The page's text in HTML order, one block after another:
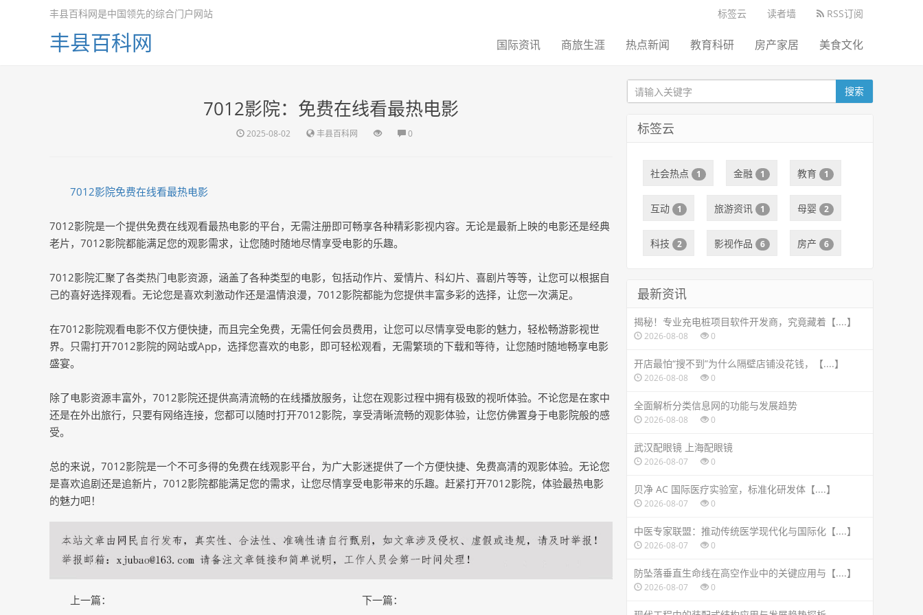
标签云 读者墙 RSS订阅
丰县百科网是中国领先的综合门户网站
丰县百科网 国际资讯 商旅生涯 热点新闻 教育科研 房产家居 美食文化
7012影院：免费在线看最热电影
2025-08-02 丰县百科网 0
7012影院免费在线看最热电影
7012影院是一个提供免费在线观看最热电影的平台，无需注册即可畅享各种精彩影视内容。无论是最新上映的电影还是经典
老片，7012影院都能满足您的观影需求，让您随时随地尽情享受电影的乐趣。
7012影院汇聚了各类热门电影资源，涵盖了各种类型的电影，包括动作片、爱情片、科幻片、喜剧片等等，让您可以根据自
己的喜好选择观看。无论您是喜欢刺激动作还是温情浪漫，7012影院都能为您提供丰富多彩的选择，让您一次满足。
在7012影院观看电影不仅方便快捷，而且完全免费，无需任何会员费用，让您可以尽情享受电影的魅力，轻松畅游影视世
界。只需打开7012影院的网站或App，选择您喜欢的电影，即可轻松观看，无需繁琐的下载和等待，让您随时随地畅享电影
盛宴。
除了电影资源丰富外，7012影院还提供高清流畅的在线播放服务，让您在观影过程中拥有极致的视听体验。不论您是在家中
还是在外出旅行，只要有网络连接，您都可以随时打开7012影院，享受清晰流畅的观影体验，让您仿佛置身于电影院般的感
受。
总的来说，7012影院是一个不可多得的免费在线观影平台，为广大影迷提供了一个方便快捷、免费高清的观影体验。无论您
是喜欢追剧还是追新片，7012影院都能满足您的需求，让您尽情享受电影带来的乐趣。赶紧打开7012影院，体验最热电影
的魅力吧！
上一篇： 下一篇：
搜索
标签云
社会热点 1 金融 1 教育 1
互动 1 旅游资讯 1 母婴 2
科技 2 影视作品 6 房产 6
最新资讯
揭秘！专业充电桩项目软件开发商，究竟藏着【....】
2026-08-08 0
开店最怕“搜不到”为什么隔壁店铺没花钱，【....】
2026-08-08 0
全面解析分类信息网的功能与发展趋势
2026-08-08 0
武汉配眼镜 上海配眼镜
2026-08-07 0
贝净 AC 国际医疗实验室，标准化研发体【....】
2026-08-07 0
中医专家联盟：推动传统医学现代化与国际化【....】
2026-08-07 0
防坠落垂直生命线在高空作业中的关键应用与【....】
2026-08-07 0